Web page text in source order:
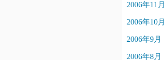
2006年11月
2006年10月
2006年9月
2006年8月